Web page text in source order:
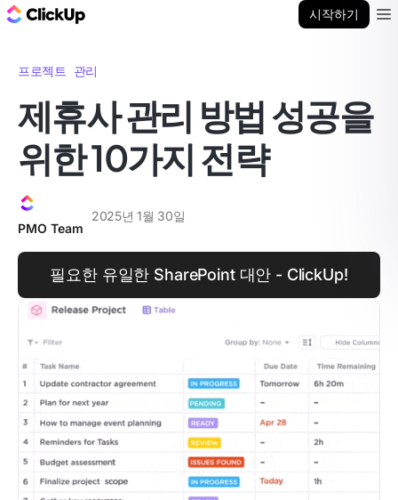
시작하기
프로젝트 관리
제휴사 관리 방법 성공을
위한 10가지 전략
PMO Team
2025년 1월 30일
필요한 유일한 SharePoint 대안 - ClickUp!